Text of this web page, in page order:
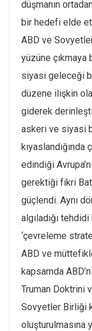
düşmanın
bir hedefi elde
ABD ve
yüzüne çıkmaya
siyasi geleceği
düzene ilişkin
giderek
askeri ve siyasi
edindiği
gerektiği fikri
güçlendi. Aynı
algıladığı
‘çevreleme
ABD ve
kapsamda
Truman Doktrini
Sovyetler Birliği
oluşturulmasına